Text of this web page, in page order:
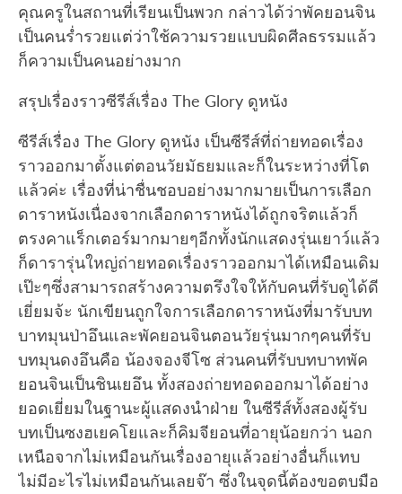
คุณครูในสถานที่เรียนเป็นพวก กล่าวได้ว่าพัคยอนจิน
เป็นคนร่ำรวยแต่ว่าใช้ความรวยแบบผิดศีลธรรมแล้ว
ก็ความเป็นคนอย่างมาก
สรุปเรื่องราวซีรีส์เรื่อง The Glory ดูหนัง
ซีรีส์เรื่อง The Glory ดูหนัง เป็นซีรีส์ที่ถ่ายทอดเรื่อง
ราวออกมาตั้งแต่ตอนวัยมัธยมและก็ในระหว่างที่โต
แล้วค่ะ เรื่องที่น่าชื่นชอบอย่างมากมายเป็นการเลือก
ดาราหนังเนื่องจากเลือกดาราหนังได้ถูกจริตแล้วก็
ตรงคาแร็กเตอร์มากมายๆอีกทั้งนักแสดงรุ่นเยาว์แล้ว
ก็ดารารุ่นใหญ่ถ่ายทอดเรื่องราวออกมาได้เหมือนเดิม
เป๊ะๆซึ่งสามารถสร้างความตรึงใจให้กับคนที่รับดูได้ดี
เยี่ยมจ้ะ นักเขียนถูกใจการเลือกดาราหนังที่มารับบท
บาทมุนป่าอึนและพัคยอนจินตอนวัยรุ่นมากๆคนที่รับ
บทมุนดงอึนคือ น้องจองจีโซ ส่วนคนที่รับบทบาทพัค
ยอนจินเป็นชินเยอึน ทั้งสองถ่ายทอดออกมาได้อย่าง
ยอดเยี่ยมในฐานะผู้แสดงนำฝ่าย ในซีรีส์ทั้งสองผู้รับ
บทเป็นซงฮเยคโยและก็คิมจียอนที่อายุน้อยกว่า นอก
เหนือจากไม่เหมือนกันเรื่องอายุแล้วอย่างอื่นก็แทบ
ไม่มีอะไรไม่เหมือนกันเลยจ๊า ซึ่งในจุดนี้ต้องขอตบมือ